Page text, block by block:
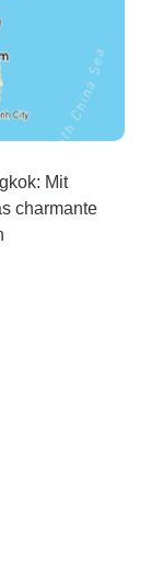
Mit
charmante